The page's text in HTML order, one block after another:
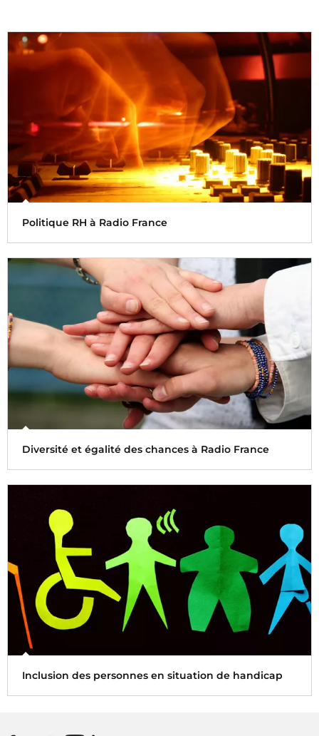
Politique RH à Radio France
La politique ressources humaines a pour but de valoriser
l'expérience et les compétences de chacun de ces
collaborateurs, au service des enjeux de l'entreprise
Diversité et égalité des chances à Radio France
Radio France est engagée dans une politique active de
promotion de l’égalité et de lutte contre les
discriminations
Inclusion des personnes en situation de handicap